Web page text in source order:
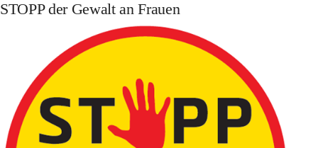
STOPP der Gewalt an Frauen